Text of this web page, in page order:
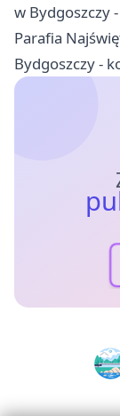
w Bydgoszczy
Parafia
Bydgoszczy -